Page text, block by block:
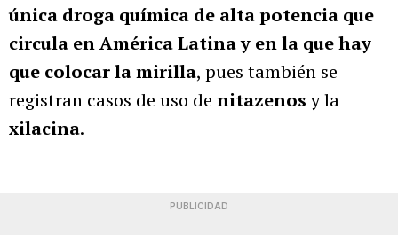
única droga química de alta potencia que
circula en América Latina y en la que hay
que colocar la mirilla, pues también se
registran casos de uso de nitazenosy la
xilacina.
PUBLICIDAD